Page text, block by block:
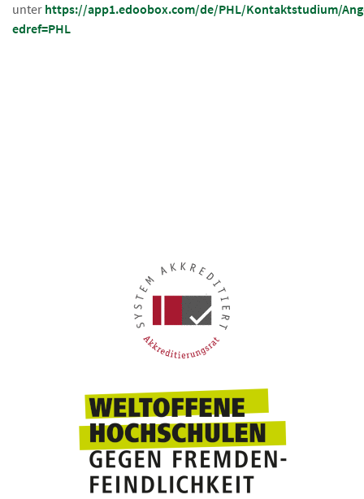
unter https://app1.edoobox.com/de/PHL/Kontaktstudium/
edref=PHL